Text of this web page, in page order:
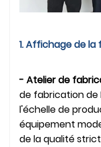
1. Affichage de
- Atelier de
de fabrication de
l'échelle de
équipement
de la qualité